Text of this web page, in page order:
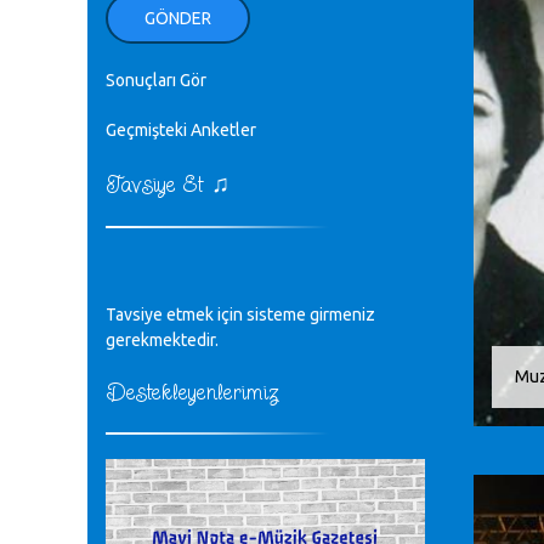
ellerinden benim için öpün.
Kurtuluş Çelebi - 07.01.2023
♪
Mavi Nota - 24.11.2022
♪
Biliyorum Cüneyt bey, yazımda da
♪
sayın müfit bey bilgilerinizi kontrol
edi 6440 sayılı cso kurulrş kanununda
GÖNDER
Sonuçları Gör
Geçmişteki Anketler
Tavsiye Et ♫
Tavsiye etmek için sisteme girmeniz
gerekmektedir.
Destekleyenlerimiz